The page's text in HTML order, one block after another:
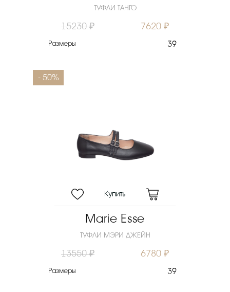
ТУФЛИ ТАНГО
15230 ₽ 7620 ₽
Размеры 39
- 50%
Marie Esse
ТУФЛИ МЭРИ ДЖЕЙН
13550 ₽ 6780 ₽
Размеры 39